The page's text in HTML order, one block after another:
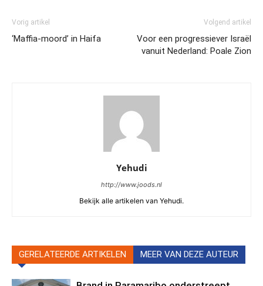
Vorig artikel
‘Maffia-moord’ in Haifa
Volgend artikel
Voor een progressiever Israël
vanuit Nederland: Poale Zion
Yehudi
http://www.joods.nl
Bekijk alle artikelen van Yehudi.
GERELATEERDE ARTIKELEN MEER VAN DEZE AUTEUR